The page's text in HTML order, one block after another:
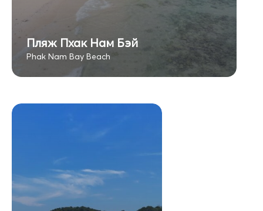
Пляж Пхак Нам Бэй
Phak Nam Bay Beach